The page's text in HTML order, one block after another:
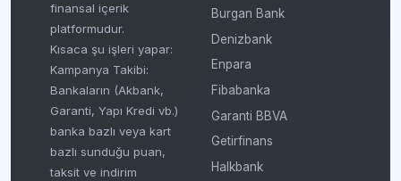
finansal içerik
platformudur.
Kısaca şu işleri yapar:
Kampanya Takibi:
Bankaların (Akbank,
Garanti, Yapı Kredi vb.)
banka bazlı veya kart
bazlı sunduğu puan,
taksit ve indirim
Burgan Bank
Denizbank
Enpara
Fibabanka
Garanti BBVA
Getirfinans
Halkbank